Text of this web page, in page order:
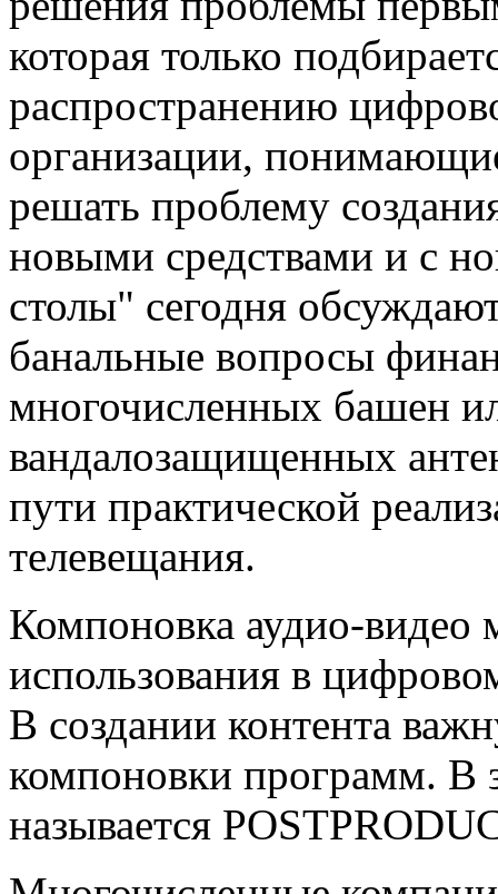
которая только
распространению
организации,
решать проблему
новыми средствами и с
столы" сегодня
банальные вопросы
многочисленных башен
вандалозащищенных
пути практической
телевещания.
Компоновка аудио-видео
использования в
В создании контента
компоновки программ. В
называется